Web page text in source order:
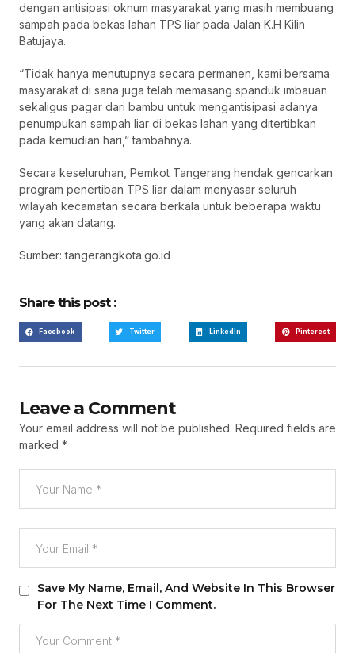
dengan antisipasi oknum masyarakat yang masih membuang
sampah pada bekas lahan TPS liar pada Jalan K.H Kilin
Batujaya.
“Tidak hanya menutupnya secara permanen, kami bersama
masyarakat di sana juga telah memasang spanduk imbauan
sekaligus pagar dari bambu untuk mengantisipasi adanya
penumpukan sampah liar di bekas lahan yang ditertibkan
pada kemudian hari,” tambahnya.
Secara keseluruhan, Pemkot Tangerang hendak gencarkan
program penertiban TPS liar dalam menyasar seluruh
wilayah kecamatan secara berkala untuk beberapa waktu
yang akan datang.
Sumber: tangerangkota.go.id
Share this post :
Facebook Twitter LinkedIn Pinterest
Leave a Comment
Your email address will not be published. Required fields are
marked *
Save My Name, Email, And Website In This Browser
For The Next Time I Comment.